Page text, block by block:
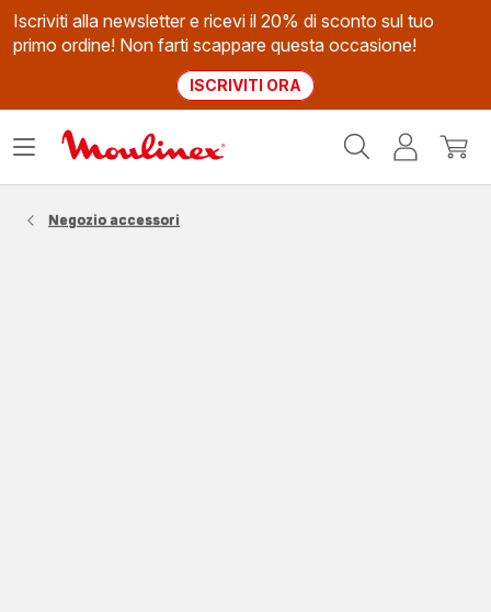
Iscriviti alla newsletter e ricevi il 20% di sconto sul tuo
primo ordine! Non farti scappare questa occasione!
ISCRIVITI ORA
Il
Apri
Negozio accessori